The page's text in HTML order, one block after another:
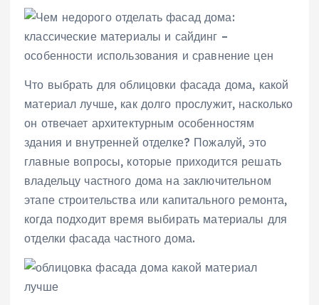
Что выбрать для облицовки фасада дома, какой
материал лучше, как долго прослужит, насколько
он отвечает архитектурным особенностям
здания и внутренней отделке? Пожалуй, это
главные вопросы, которые приходится решать
владельцу частного дома на заключительном
этапе строительства или капитального ремонта,
когда подходит время выбирать материалы для
отделки фасада частного дома.